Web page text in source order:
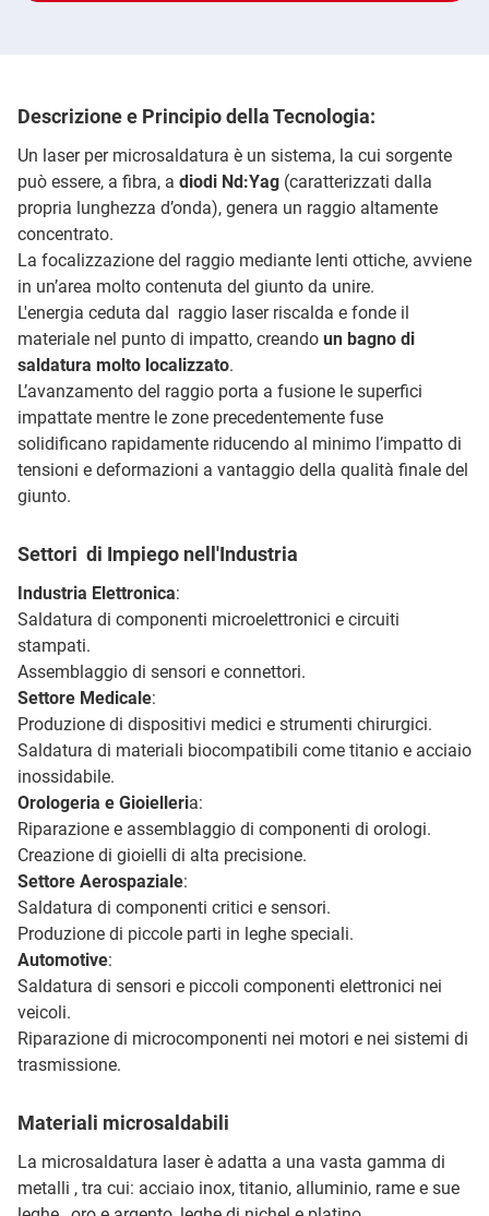
Descrizione e Principio della Tecnologia:
Un laser per microsaldatura è un sistema, la cui sorgente
può essere, a fibra, a diodi Nd:Yag (caratterizzati dalla
propria lunghezza d’onda), genera un raggio altamente
concentrato.
La focalizzazione del raggio mediante lenti ottiche, avviene
in un’area molto contenuta del giunto da unire.
L'energia ceduta dal raggio laser riscalda e fonde il
materiale nel punto di impatto, creando un bagno di
saldatura molto localizzato.
L’avanzamento del raggio porta a fusione le superfici
impattate mentre le zone precedentemente fuse
solidificano rapidamente riducendo al minimo l’impatto di
tensioni e deformazioni a vantaggio della qualità finale del
giunto.
Settori di Impiego nell'Industria
Industria Elettronica:
Saldatura di componenti microelettronici e circuiti
stampati.
Assemblaggio di sensori e connettori.
Settore Medicale:
Produzione di dispositivi medici e strumenti chirurgici.
Saldatura di materiali biocompatibili come titanio e acciaio
inossidabile.
Orologeria e Gioielleria:
Riparazione e assemblaggio di componenti di orologi.
Creazione di gioielli di alta precisione.
Settore Aerospaziale:
Saldatura di componenti critici e sensori.
Produzione di piccole parti in leghe speciali.
Automotive:
Saldatura di sensori e piccoli componenti elettronici nei
veicoli.
Riparazione di microcomponenti nei motori e nei sistemi di
trasmissione.
Materiali microsaldabili
La microsaldatura laser è adatta a una vasta gamma di
metalli , tra cui: acciaio inox, titanio, alluminio, rame e sue